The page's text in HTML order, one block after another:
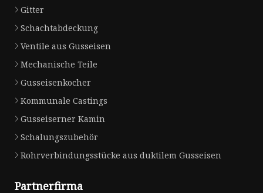
Gitter
Schachtabdeckung
Ventile aus Gusseisen
Mechanische Teile
Gusseisenkocher
Kommunale Castings
Gusseiserner Kamin
Schalungszubehör
Rohrverbindungsstücke aus duktilem Gusseisen
Partnerfirma